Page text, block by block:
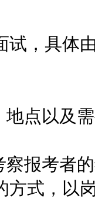
，具体由
以及需
考者的
方式，以